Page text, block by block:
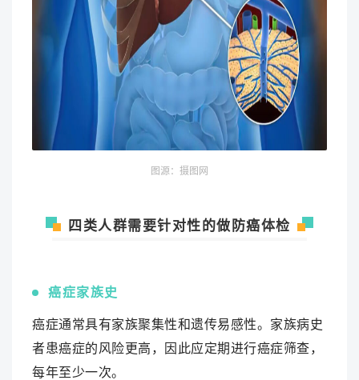
图源：摄图网
四类人群需要针对性的做防癌体检
癌症家族史
癌症通常具有家族聚集性和遗传易感性。家族病史
者患癌症的风险更高，因此应定期进行癌症筛查，
每年至少一次。